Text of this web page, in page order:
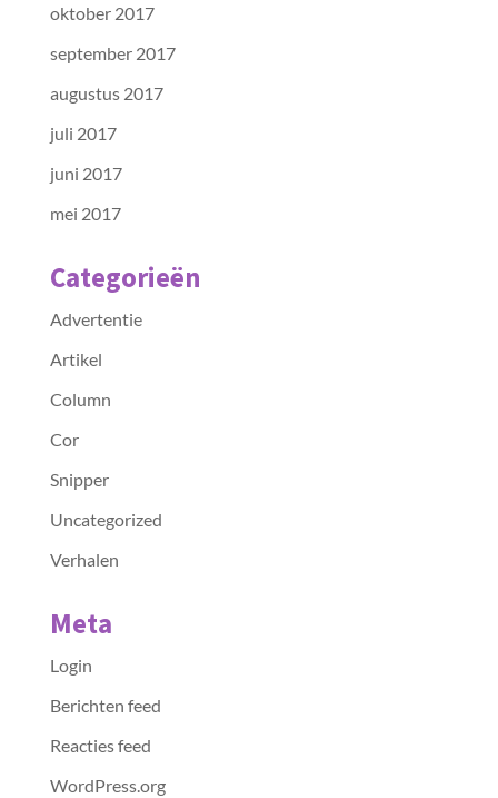
oktober 2017
september 2017
augustus 2017
juli 2017
juni 2017
mei 2017
Categorieën
Advertentie
Artikel
Column
Cor
Snipper
Uncategorized
Verhalen
Meta
Login
Berichten feed
Reacties feed
WordPress.org